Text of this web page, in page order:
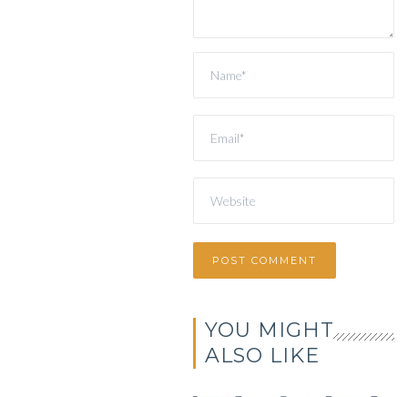
YOU MIGHT
ALSO LIKE